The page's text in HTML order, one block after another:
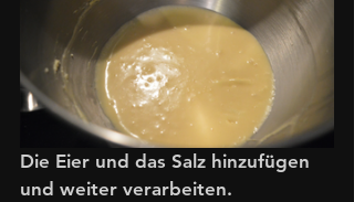
Die Eier und das Salz hinzufügen
und weiter verarbeiten.